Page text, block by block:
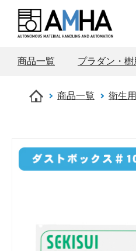
商品一覧 プラダン・樹
商品一覧 衛生